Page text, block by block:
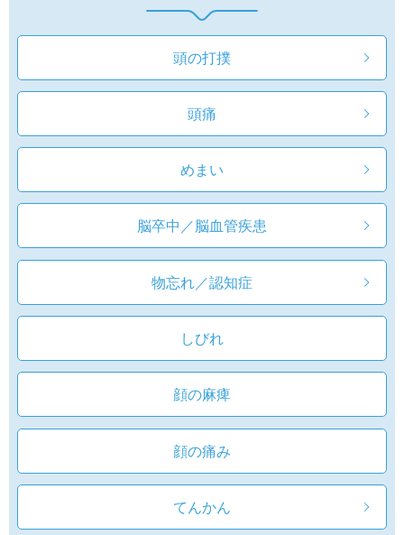
！８月１日～保険証の利用ができません！
2026/07/18
2026/07/18
☆麻疹（はしか）・風疹（三日ばしか）抗体検査
☆夏本番になる前に、脇汗対策しませんか？☆
頭の打撲
頭痛
めまい
脳卒中／脳血管疾患
物忘れ／認知症
しびれ
顔の麻痺
顔の痛み
てんかん